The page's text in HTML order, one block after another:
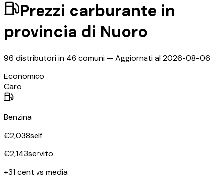
Prezzi carburante in
provincia di Nuoro
96 distributori in 46 comuni — Aggiornati al2026-08-06
Economico
Caro
Benzina
€2,038self
€2,143servito
+31 cent vs media